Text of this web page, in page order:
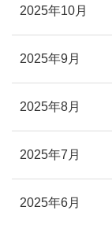
2025年10月
2025年9月
2025年8月
2025年7月
2025年6月